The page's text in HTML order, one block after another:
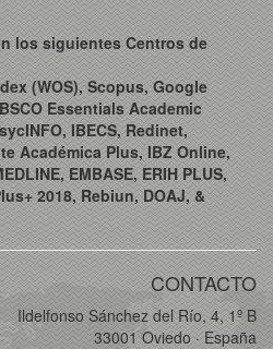
los siguientes Centros de
(WOS), Scopus, Google
Essentials Academic
IBECS, Redinet,
Académica Plus, IBZ Online,
EMBASE, ERIH PLUS,
2018, Rebiun, DOAJ, &
CONTACTO
Ildelfonso Sánchez del Río, 4, 1º B
33001 Oviedo · España